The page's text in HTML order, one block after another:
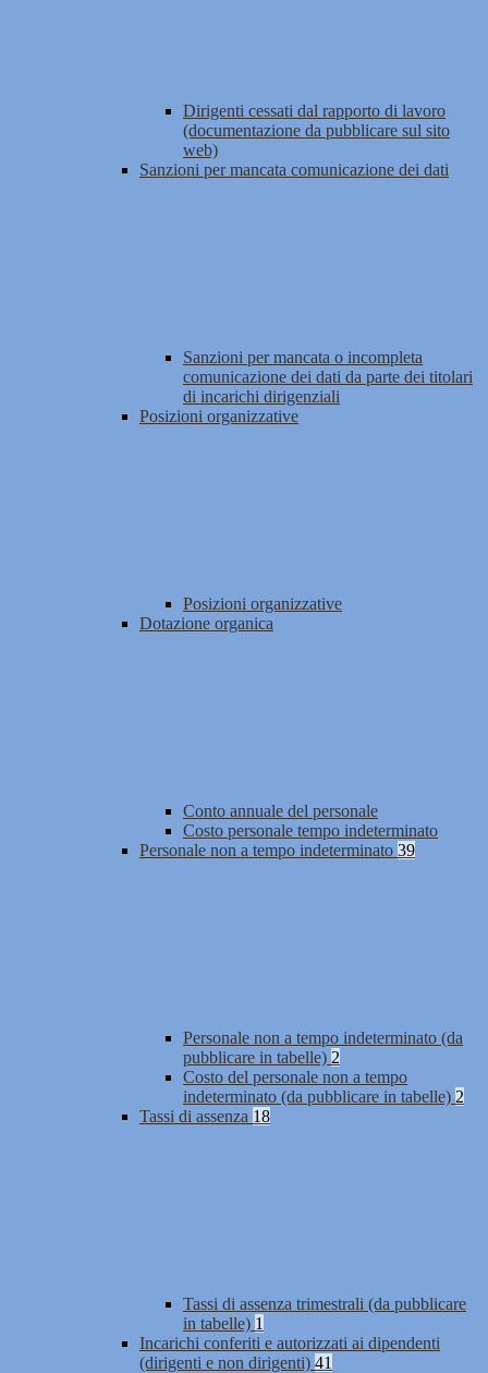
Dirigenti cessati dal rapporto di lavoro
(documentazione da pubblicare sul sito
web)
Sanzioni per mancata comunicazione dei dati
Sanzioni per mancata o incompleta
comunicazione dei dati da parte dei titolari
di incarichi dirigenziali
Posizioni organizzative
Posizioni organizzative
Dotazione organica
Conto annuale del personale
Costo personale tempo indeterminato
Personale non a tempo indeterminato 39
Personale non a tempo indeterminato (da
pubblicare in tabelle) 2
Costo del personale non a tempo
indeterminato (da pubblicare in tabelle) 2
Tassi di assenza 18
Tassi di assenza trimestrali (da pubblicare
in tabelle) 1
Incarichi conferiti e autorizzati ai dipendenti
(dirigenti e non dirigenti) 41